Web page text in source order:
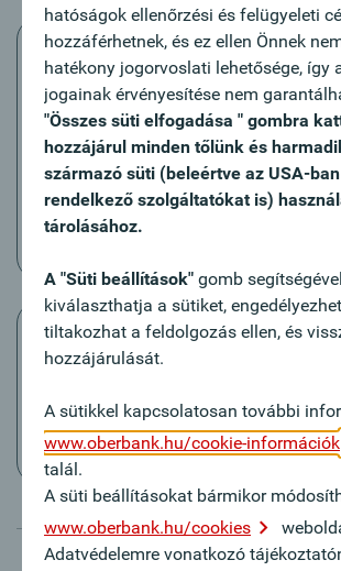
Nincsenek egyéb
Jelentkezzen be meglévő
tekintse meg az elektronikus
másra nincs szüksége, csak a
Biztonságos
Online kapcsolat a banki
hatóságok ellenőrzési és felügyeleti
hozzáférhetnek, és ez ellen Önnek
hatékony jogorvoslati lehetősége, így
jogainak érvényesítése nem
"Összes süti elfogadása " gombra
hozzájárul minden tőlünk és
származó süti (beleértve az USA-
rendelkező szolgáltatókat is)
tárolásához.
A "Süti beállítások" gomb segítségével
kiválaszthatja a sütiket,
tiltakozhat a feldolgozás ellen, és
hozzájárulását.
A sütikkel kapcsolatosan további
www.oberbank.hu/cookie-információk
talál.
A süti beállításokat bármikor
www.oberbank.hu/cookies
Adatvédelemre vonatkozó